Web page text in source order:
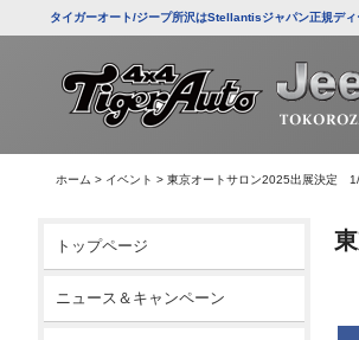
タイガーオート/ジープ所沢はStellantisジャパン正規デ
ホーム > イベント > 東京オートサロン2025出展決定
トップページ
ニュース＆キャンペーン